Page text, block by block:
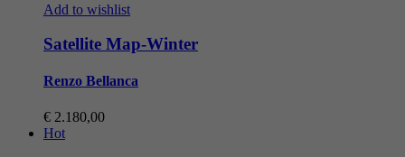
Add to wishlist
Satellite Map-Winter
Renzo Bellanca
€ 2.180,00
Hot